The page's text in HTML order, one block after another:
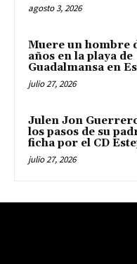
agosto 3, 2026
Muere un hombre
años en la playa de
Guadalmansa en
julio 27, 2026
Julen Jon
los pasos de su
ficha por el CD
julio 27, 2026